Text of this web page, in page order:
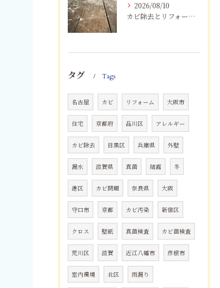
2026/08/10
カビ除去とリフォームを一括施工！費用削減と確実な根治
タグ Tags
名古屋 カビ リフォーム 大阪市
住宅 京都府 品川区 アレルギー
カビ除去 目黒区 兵庫県 外壁
漏水 滋賀県 真菌 結露 冬
港区 カビ問題 奈良県 大阪
守口市 京都 カビ汚染 新宿区
クロス 壁紙 真菌検査 カビ菌検査
荒川区 滋賀 近江八幡市 彦根市
室内環境 北区 雨漏り